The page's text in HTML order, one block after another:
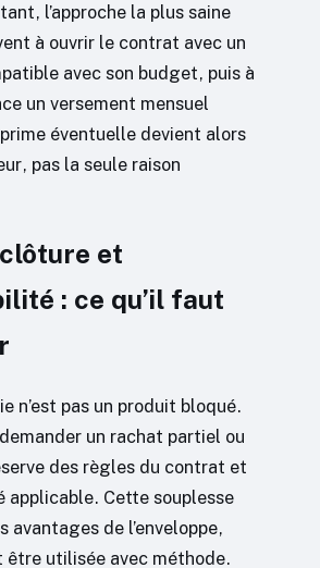
l’approche la plus saine
à ouvrir le contrat avec un
avec son budget, puis à
un versement mensuel
éventuelle devient alors
pas la seule raison
et
: ce qu’il faut
n’est pas un produit bloqué.
un rachat partiel ou
des règles du contrat et
applicable. Cette souplesse
avantages de l’enveloppe,
être utilisée avec méthode.